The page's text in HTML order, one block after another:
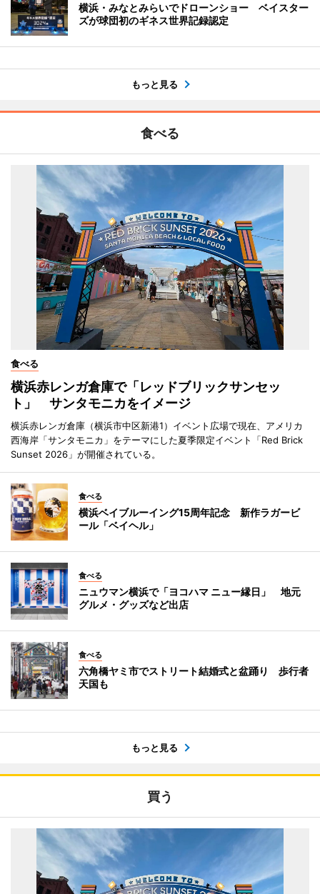
横浜・みなとみらいでドローンショー ベイスター
ズが球団初のギネス世界記録認定
もっと見る
食べる
食べる
横浜赤レンガ倉庫で「レッドブリックサンセッ
ト」 サンタモニカをイメージ
横浜赤レンガ倉庫（横浜市中区新港1）イベント広場で現在、アメリカ
西海岸「サンタモニカ」をテーマにした夏季限定イベント「Red Brick
Sunset 2026」が開催されている。
食べる
横浜ベイブルーイング15周年記念 新作ラガービ
ール「ベイヘル」
食べる
ニュウマン横浜で「ヨコハマ ニュー縁日」 地元
グルメ・グッズなど出店
食べる
六角橋ヤミ市でストリート結婚式と盆踊り 歩行者
天国も
もっと見る
買う